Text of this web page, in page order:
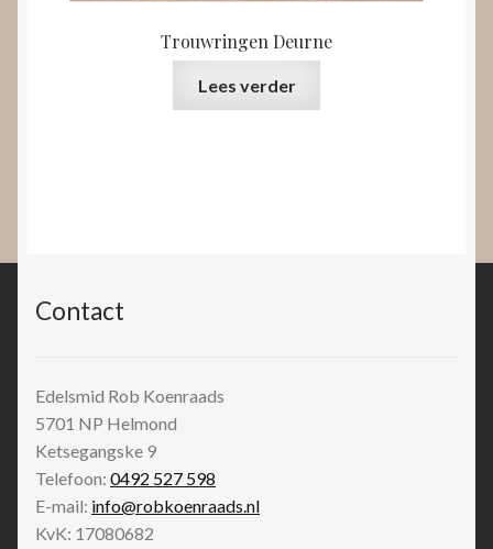
Trouwringen Deurne
Lees verder
Contact
Edelsmid Rob Koenraads
5701 NP Helmond
Ketsegangske 9
Telefoon: 0492 527 598
E-mail: info@robkoenraads.nl
KvK: 17080682